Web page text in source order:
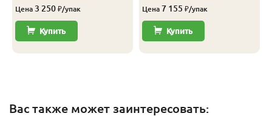
Цена 3 250 ₽/упак
Купить
Цена 7 155 ₽/упак
Купить
Вас также может заинтересовать: